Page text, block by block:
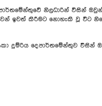
නිලධාරින් විසින්
ඉවත් කිරීමට නොහැකි වූ විට
දුම්රිය දෙපාර්තමේන්තුව